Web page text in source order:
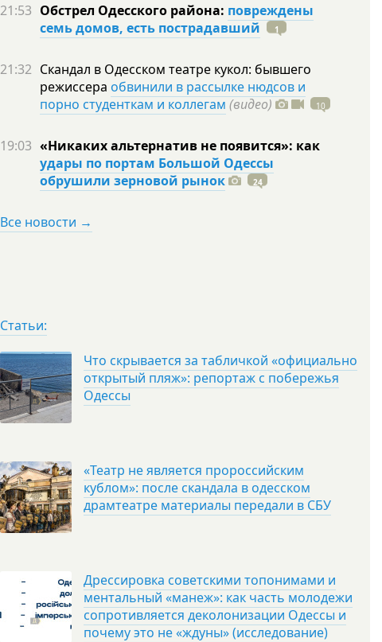
21:53 Обстрел Одесского района: повреждены
семь домов, есть пострадавший
1
21:32 Скандал в Одесском театре кукол: бывшего
режиссера обвинили в рассылке нюдсов и
порно студенткам и коллегам (видео) 10
19:03 «Никаких альтернатив не появится»: как
удары по портам Большой Одессы
обрушили зерновой рынок
24
Все новости →
Статьи:
Что скрывается за табличкой «официально
открытый пляж»: репортаж с побережья
Одессы
«Театр не является пророссийским
кублом»: после скандала в одесском
драмтеатре материалы передали в СБУ
Дрессировка советскими топонимами и
ментальный «манеж»: как часть молодежи
сопротивляется деколонизации Одессы и
почему это не «ждуны» (исследование)